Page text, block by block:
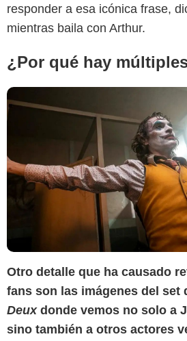
responder a esa icónica frase,
mientras baila con Arthur.
¿Por qué hay
Otro detalle que ha causado
fans son las imágenes del set
Deux donde vemos no solo a
sino también a otros actores